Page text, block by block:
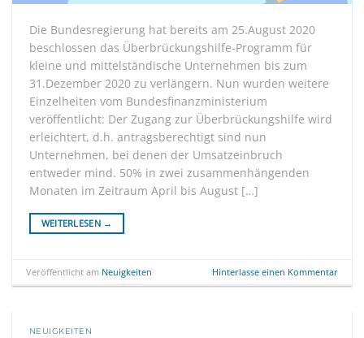
Die Bundesregierung hat bereits am 25.August 2020
beschlossen das Überbrückungshilfe-Programm für
kleine und mittelständische Unternehmen bis zum
31.Dezember 2020 zu verlängern. Nun wurden weitere
Einzelheiten vom Bundesfinanzministerium
veröffentlicht: Der Zugang zur Überbrückungshilfe wird
erleichtert, d.h. antragsberechtigt sind nun
Unternehmen, bei denen der Umsatzeinbruch
entweder mind. 50% in zwei zusammenhängenden
Monaten im Zeitraum April bis August […]
WEITERLESEN →
Veröffentlicht am Neuigkeiten Hinterlasse einen Kommentar
NEUIGKEITEN